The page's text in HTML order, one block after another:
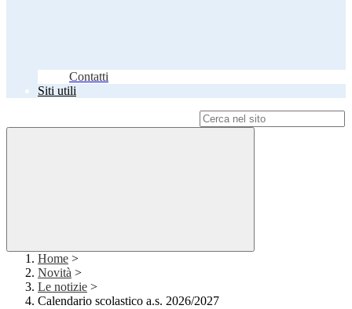
Contatti
Siti utili
Home >
Novità >
Le notizie >
Calendario scolastico a.s. 2026/2027